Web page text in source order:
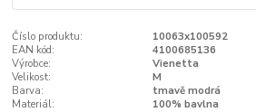
Číslo produktu:
10063x100592
EAN kód:
4100685136
Výrobce:
Vienetta
Velikost:
M
Barva:
tmavě modrá
Materiál:
100% bavlna